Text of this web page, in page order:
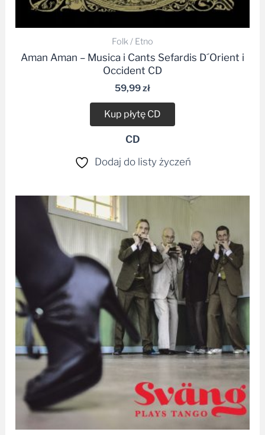
Aman Aman – Musica i Cants Sefardis D´Orient i
Occident CD
59,99zł
Kup płytę CD
CD
Dodaj do listy życzeń